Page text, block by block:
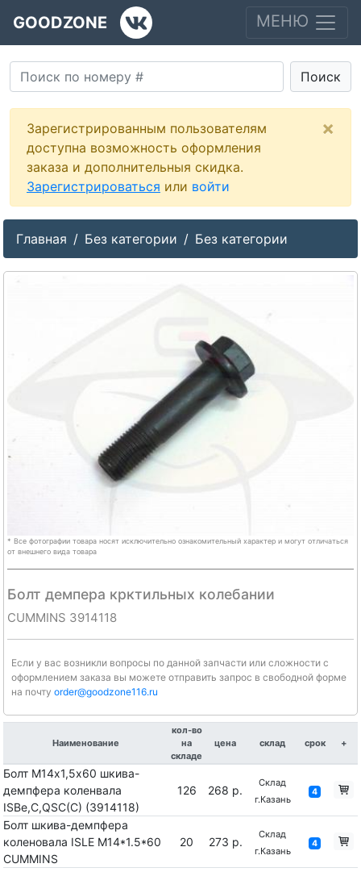
GOODZONE МЕНЮ
Поиск
Зарегистрированным пользователям
доступна возможность оформления
заказа и дополнительныя скидка.
Зарегистрироваться или войти
×
Главная Без категории Без категории
* Все фотографии товара носят исключительно ознакомительный характер и могут отличаться
от внешнего вида товара
Болт демпера крктильных колебании
CUMMINS 3914118
Если у вас возникли вопросы по данной запчасти или сложности с
оформлением заказа вы можете отправить запрос в свободной форме
на почту order@goodzone116.ru
Наименование
кол-во
на
складе
цена склад срок +
Болт М14х1,5х60 шкива-
демпфера коленвала
ISBe,C,QSC(C) (3914118)
126 268 р.
Склад
г.Казань
4
Болт шкива-демпфера
коленовала ISLE M14*1.5*60
CUMMINS
20 273 р.
Склад
г.Казань
4